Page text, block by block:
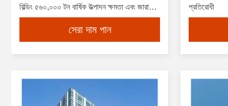
বিল্ডিং ৫৬০,০০০ টন বার্ষিক উত্পাদন ক্ষমতা এবং জারা
প্রতিরোধী ইস্পাত কাঠামো কর্মশালা
সেরা দাম পান
প্রতিরোধী